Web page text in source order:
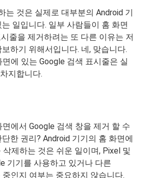
는 것은 실제로 대부분의 Android 기
일입니다. 일부 사람들이 홈 화면
줄을 제거하려는 또 다른 이유는 저
하기 위해서입니다. 네, 맞습니다.
에 있는 Google 검색 표시줄은 실
지합니다.
에서 Google 검색 창을 제거 할 수
한 권리? Android 기기의 홈 화면에
제하는 것은 쉬운 일이며, Pixel 및
기기를 사용하고 있거나 다른
인지 여부는 중요하지 않습니다.